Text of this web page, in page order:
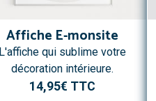
Affiche E-monsite
L'affiche qui sublime votre
décoration intérieure.
14,95€ TTC